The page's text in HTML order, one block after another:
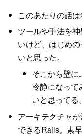
このあたりの話
ツールや手法を
いけど、はじめ
いと思った。
そこから壁に
冷静になって
いと思ってる。
アーキテクチャ
できるRails。素